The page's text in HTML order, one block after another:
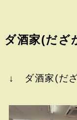
ダ酒家(だざ
↓ ダ酒家(だ